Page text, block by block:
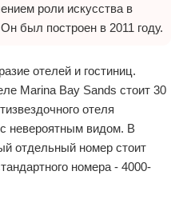
роли искусства в
был построен в 2011 году.
отелей и гостиниц.
Marina Bay Sands стоит 30
отеля
невероятным видом. В
отдельный номер стоит
номера - 4000-